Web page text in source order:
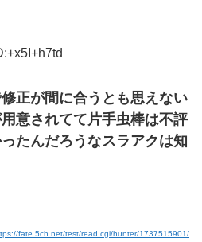
正が間に合うとも思えない
意されてて片手虫棒は不評
たんだろうなスラアクは知
fate.5ch.net/test/read.cgi/hunter/1737515901/